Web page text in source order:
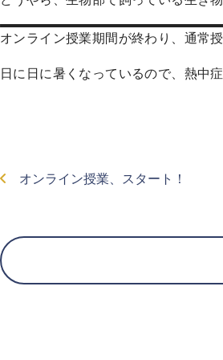
オンライン授業期間が終わり、通常
日に日に暑くなっているので、熱中
オンライン授業、スタート！